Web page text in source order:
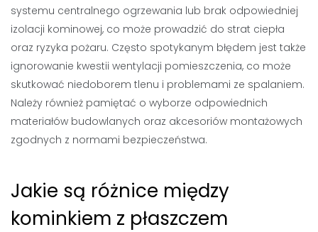
systemu centralnego ogrzewania lub brak odpowiedniej
izolacji kominowej, co może prowadzić do strat ciepła
oraz ryzyka pożaru. Często spotykanym błędem jest także
ignorowanie kwestii wentylacji pomieszczenia, co może
skutkować niedoborem tlenu i problemami ze spalaniem.
Należy również pamiętać o wyborze odpowiednich
materiałów budowlanych oraz akcesoriów montażowych
zgodnych z normami bezpieczeństwa.
Jakie są różnice między
kominkiem z płaszczem